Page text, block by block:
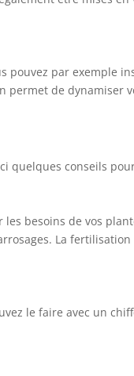
pouvez par exemple
permet de dynamiser
quelques conseils
besoins de vos
La
le faire avec un